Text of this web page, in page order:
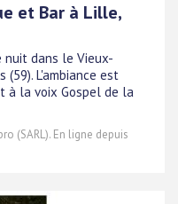
et Bar à Lille,
nuit dans le Vieux-
(59). L'ambiance est
à la voix Gospel de la
(SARL). En ligne depuis